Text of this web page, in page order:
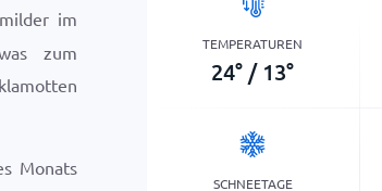
im
zum
Monats
TEMPERATUREN
24° / 13°
SCHNEETAGE